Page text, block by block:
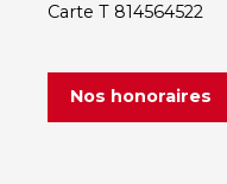
Carte T 814564522
Nos honoraires